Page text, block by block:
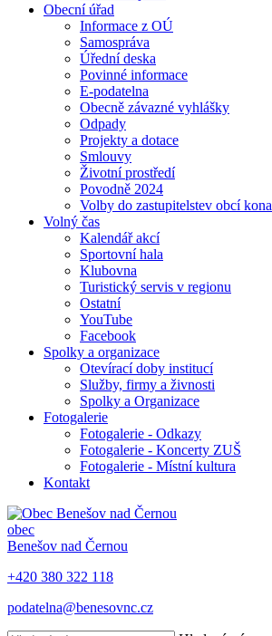
Obecní úřad
Informace z OÚ
Samospráva
Úřední deska
Povinné informace
E-podatelna
Obecně závazné vyhlášky
Odpady
Projekty a dotace
Smlouvy
Životní prostředí
Povodně 2024
Volby do zastupitelstev obcí
Volný čas
Kalendář akcí
Sportovní hala
Klubovna
Turistický servis v regionu
Ostatní
YouTube
Facebook
Spolky a organizace
Otevírací doby institucí
Služby, firmy a živnosti
Spolky a Organizace
Fotogalerie
Fotogalerie - Odkazy
Fotogalerie - Koncerty ZUŠ
Fotogalerie - Místní kultura
Kontakt
obec
Benešov nad Černou
+420 380 322 118
podatelna@benesovnc.cz